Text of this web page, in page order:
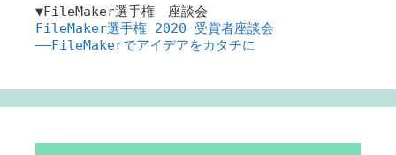
▼FileMaker選手権 座談会
FileMaker選手権 2020 受賞者座談会
――FileMakerでアイデアをカタチに